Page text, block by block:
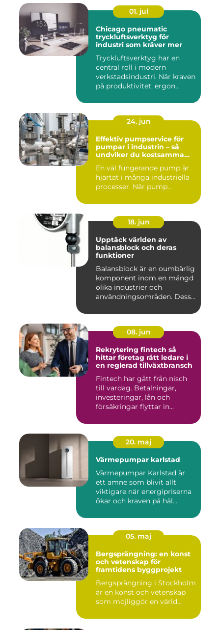
01. jul
Chicago pneumatic
tryckluftsverktyg för
industri som kräver mer
Tryckluftsverktyg har en
central roll i modern
verkstadsindustri. När kraven
på produktivitet, ergon...
24. jun
Effektiv pumpservice för
pumpar i industrin – så
undviker du kostsamma
En väl fungerande pump är
hjärtat i många industriella
processer. När pump...
18. jun
Upptäck världen av
balansblock och deras
funktioner
Balansblock är en oumbärlig
komponent inom en mängd
olika industrier och
användningsområden. Dessa
08. jun
Rekrytering fintech så
hittar företag rätt ledare i
en reglerad tillväxtbransch
Fintech har gått från nisch
till vardag. Betalningar,
investeringar, lån och
försäkringar flyttar in...
20. maj
Värmepumpar karlstad
Värmepumpar Karlstad är
ett ämne som blivit allt
viktigare när energipriserna
ökar och kraven på hål...
05. maj
Bergsprängning: en konst
och vetenskap för
framtidens byggprojekt
Bergsprängning i Stockholm
är en konst och vetenskap
som möjliggör en värld...